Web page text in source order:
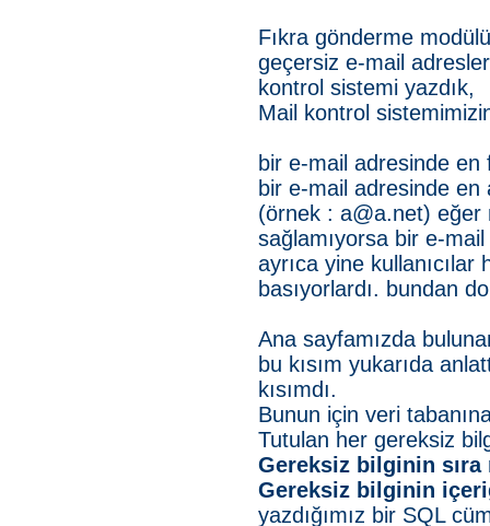
Fıkra gönderme
geçersiz e-mail
kontrol sistemi yazdık,
Mail kontrol
bir e-mail adresinde
bir e-mail adresinde en
(örnek : a@a.net) eğer
sağlamıyorsa bir e-
ayrıca yine
basıyorlardı. bundan
Ana sayfamızda
bu kısım yukarıda
kısımdı.
Bunun için veri
Tutulan her gereksiz
Gereksiz bilginin sıra
Gereksiz bilginin
yazdığımız bir SQL